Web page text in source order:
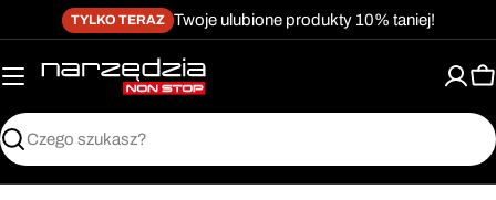
Przejdź do treści
Przejdź do menu
Przejdź do stopki
dostępności
do
treści
TYLKO TERAZ Twoje ulubione produkty 10% taniej!
Szukaj